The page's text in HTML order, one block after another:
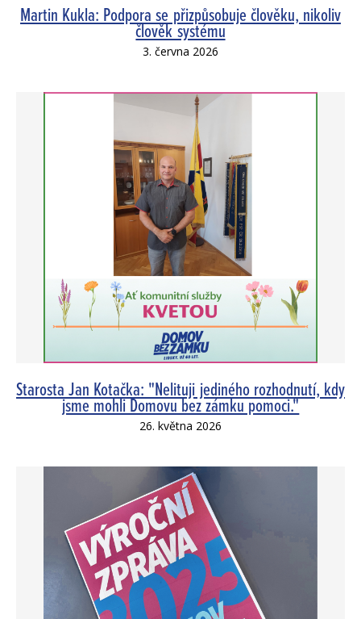
Martin Kukla: Podpora se přizpůsobuje člověku, nikoliv
člověk systému
3. června 2026
Starosta Jan Kotačka: "Nelituji jediného rozhodnutí, kdy
jsme mohli Domovu bez zámku pomoci."
26. května 2026